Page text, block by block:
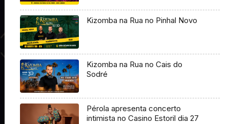
Kizomba na Rua no Pinhal Novo
Kizomba na Rua no Cais do
Sodré
Pérola apresenta concerto
intimista no Casino Estoril dia 27